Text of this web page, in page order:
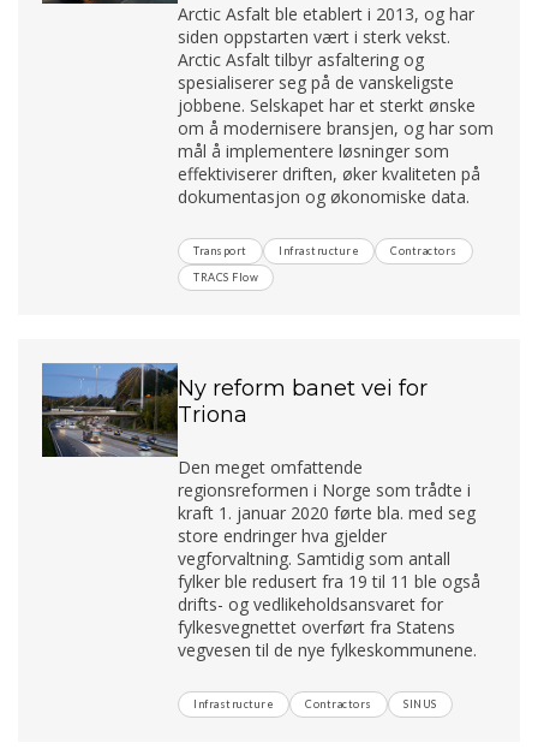
Arctic Asfalt ble etablert i 2013, og har
siden oppstarten vært i sterk vekst.
Arctic Asfalt tilbyr asfaltering og
spesialiserer seg på de vanskeligste
jobbene. Selskapet har et sterkt ønske
om å modernisere bransjen, og har som
mål å implementere løsninger som
effektiviserer driften, øker kvaliteten på
dokumentasjon og økonomiske data.
Transport Infrastructure
Contractors
TRACS Flow
Ny reform banet vei for
Triona
Den meget omfattende
regionsreformen i Norge som trådte i
kraft 1. januar 2020 førte bla. med seg
store endringer hva gjelder
vegforvaltning. Samtidig som antall
fylker ble redusert fra 19 til 11 ble også
drifts- og vedlikeholdsansvaret for
fylkesvegnettet overført fra Statens
vegvesen til de nye fylkeskommunene.
Infrastructure Contractors SINUS